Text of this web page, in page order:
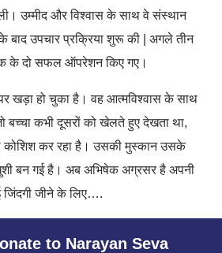
उम्मीद और विश्वास के साथ वे संस्थान
बाद उपचार प्रक्रिया शुरू की | अगले तीन
के दो सफल ऑपरेशन किए गए।
खड़ा हो चुका है। वह आत्मविश्वास के साथ
बच्चा कभी दूसरों को खेलते हुए देखता था,
कर रहा है। उसकी मुस्कान उसके
बन गई है। अब अभिषेक अग्रसर है अपनी
जिंदगी जीने के लिए….
to Narayan Seva